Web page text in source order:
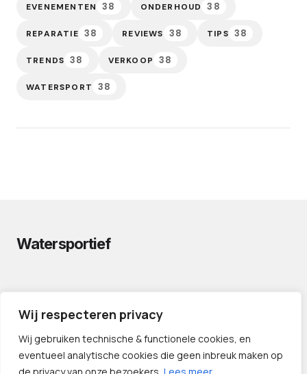
Wij respecteren privacy
Wij gebruiken technische & functionele cookies, en
eventueel analytische cookies die geen inbreuk maken op
EVENEMENTEN 38 ONDERHOUD 38
REPARATIE 38 REVIEWS 38 TIPS 38
TRENDS 38 VERKOOP 38
WATERSPORT 38
Watersportief
CONTACT